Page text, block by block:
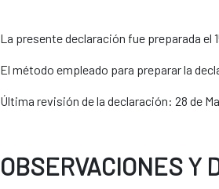
La presente declaración fue preparada el
El método empleado para preparar la
Última revisión de la declaración: 28 de
OBSERVACIONES Y